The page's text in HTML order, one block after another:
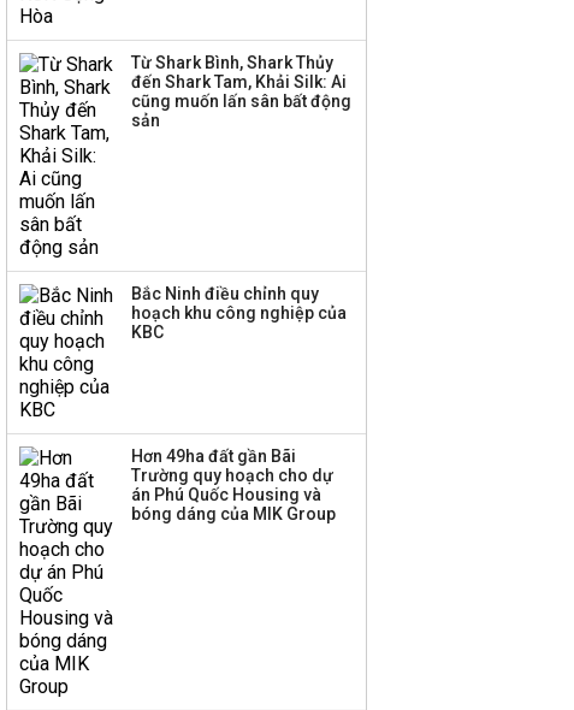
Huấn Hoa Hồng bỗng
dưng ‘biến mất’, một
công ty khác đã giải thể
Từ Shark Bình, Shark Thủy
đến Shark Tam, Khải Silk: Ai
cũng muốn lấn sân bất động
sản
Bắc Ninh điều chỉnh quy
hoạch khu công nghiệp của
KBC
Hơn 49ha đất gần Bãi
Trường quy hoạch cho dự
án Phú Quốc Housing và
bóng dáng của MIK Group